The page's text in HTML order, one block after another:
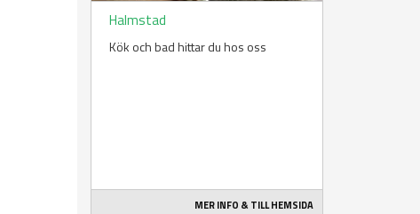
Halmstad
Kök och bad hittar du hos oss
MER INFO & TILL HEMSIDA